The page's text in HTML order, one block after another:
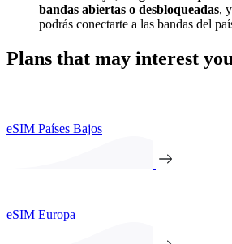
bandas abiertas o desbloqueadas,
podrás conectarte a las bandas del
Plans that may interest you
eSIM Países Bajos
eSIM Europa